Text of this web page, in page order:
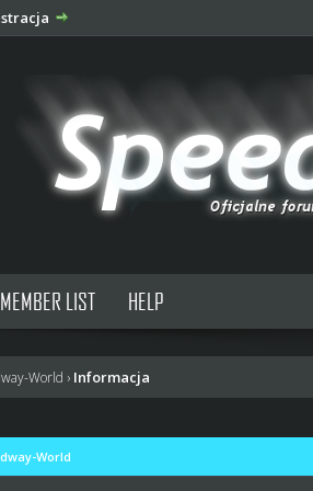
MEMBER LIST HELP
World › Informacja
World